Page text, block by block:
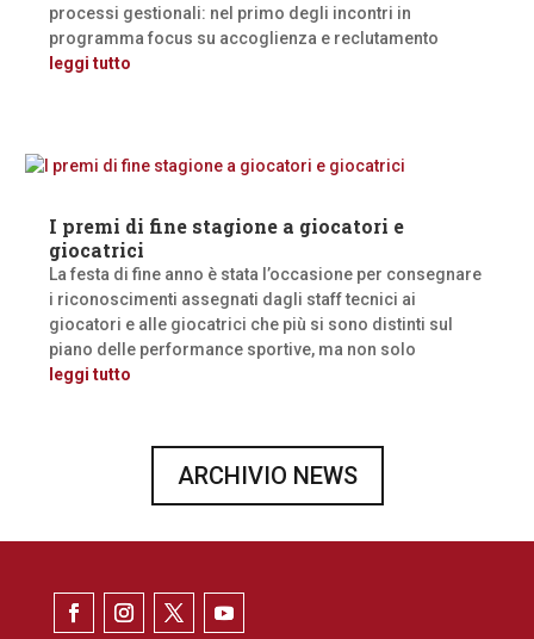
processi gestionali: nel primo degli incontri in
programma focus su accoglienza e reclutamento
leggi tutto
I premi di fine stagione a giocatori e
giocatrici
La festa di fine anno è stata l’occasione per consegnare
i riconoscimenti assegnati dagli staff tecnici ai
giocatori e alle giocatrici che più si sono distinti sul
piano delle performance sportive, ma non solo
leggi tutto
ARCHIVIO NEWS